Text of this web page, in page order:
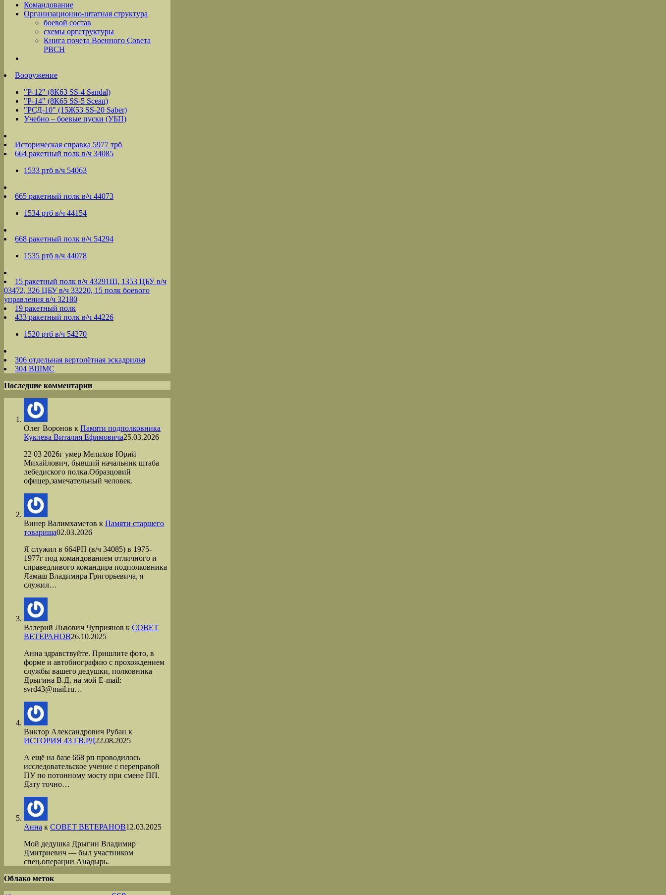
Командование
Организационно-штатная структура
боевой состав
схемы оргструктуры
Книга почета Военного Совета
РВСН
Вооружение
"Р-12" (8К63 SS-4 Sandal)
"Р-14" (8К65 SS-5 Scean)
"РСД-10" (15Ж53 SS-20 Saber)
Учебно – боевые пуски (УБП)
Историческая справка 5977 трб
664 ракетный полк в/ч 34085
1533 ртб в/ч 54063
665 ракетный полк в/ч 44073
1534 ртб в/ч 44154
668 ракетный полк в/ч 54294
1535 ртб в/ч 44078
15 ракетный полк в/ч 43291Ш, 1353 ЦБУ в/ч
03472, 326 ЦБУ в/ч 33220, 15 полк боевого
управления в/ч 32180
19 ракетный полк
433 ракетный полк в/ч 44226
1520 ртб в/ч 54270
306 отдельная вертолётная эскадрилья
304 ВШМС
Последние комментарии
Олег Воронов к Памяти подполковника
Куклева Виталия Ефимовича25.03.2026
22 03 2026г умер Мелихов Юрий
Михайлович, бывший начальник штаба
лебедиского полка.Образцовий
офицер,замечательный человек.
Винер Валимхаметов к Памяти старшего
товарища02.03.2026
Я служил в 664РП (в/ч 34085) в 1975-
1977г под командованием отличного и
справедливого командира подполковника
Ламаш Владимира Григорьевича, я
служил…
Валерий Львович Чуприянов к СОВЕТ
ВЕТЕРАНОВ26.10.2025
Анна здравствуйте. Пришлите фото, в
форме и автобиографию с прохождением
службы вашего дедушки, полковника
Дрыгина В.Д. на мой Е-mail:
svrd43@mail.ru…
Виктор Александрович Рубан к
ИСТОРИЯ 43 ГВ.РД22.08.2025
А ещё на базе 668 рп проводилось
исследовательское учение с переправой
ПУ по потонному мосту при смене ПП.
Дату точно…
Анна к СОВЕТ ВЕТЕРАНОВ12.03.2025
Мой дедушка Дрыгин Владимир
Дмитриевич — был участником
спец.операции Анадырь.
Облако меток